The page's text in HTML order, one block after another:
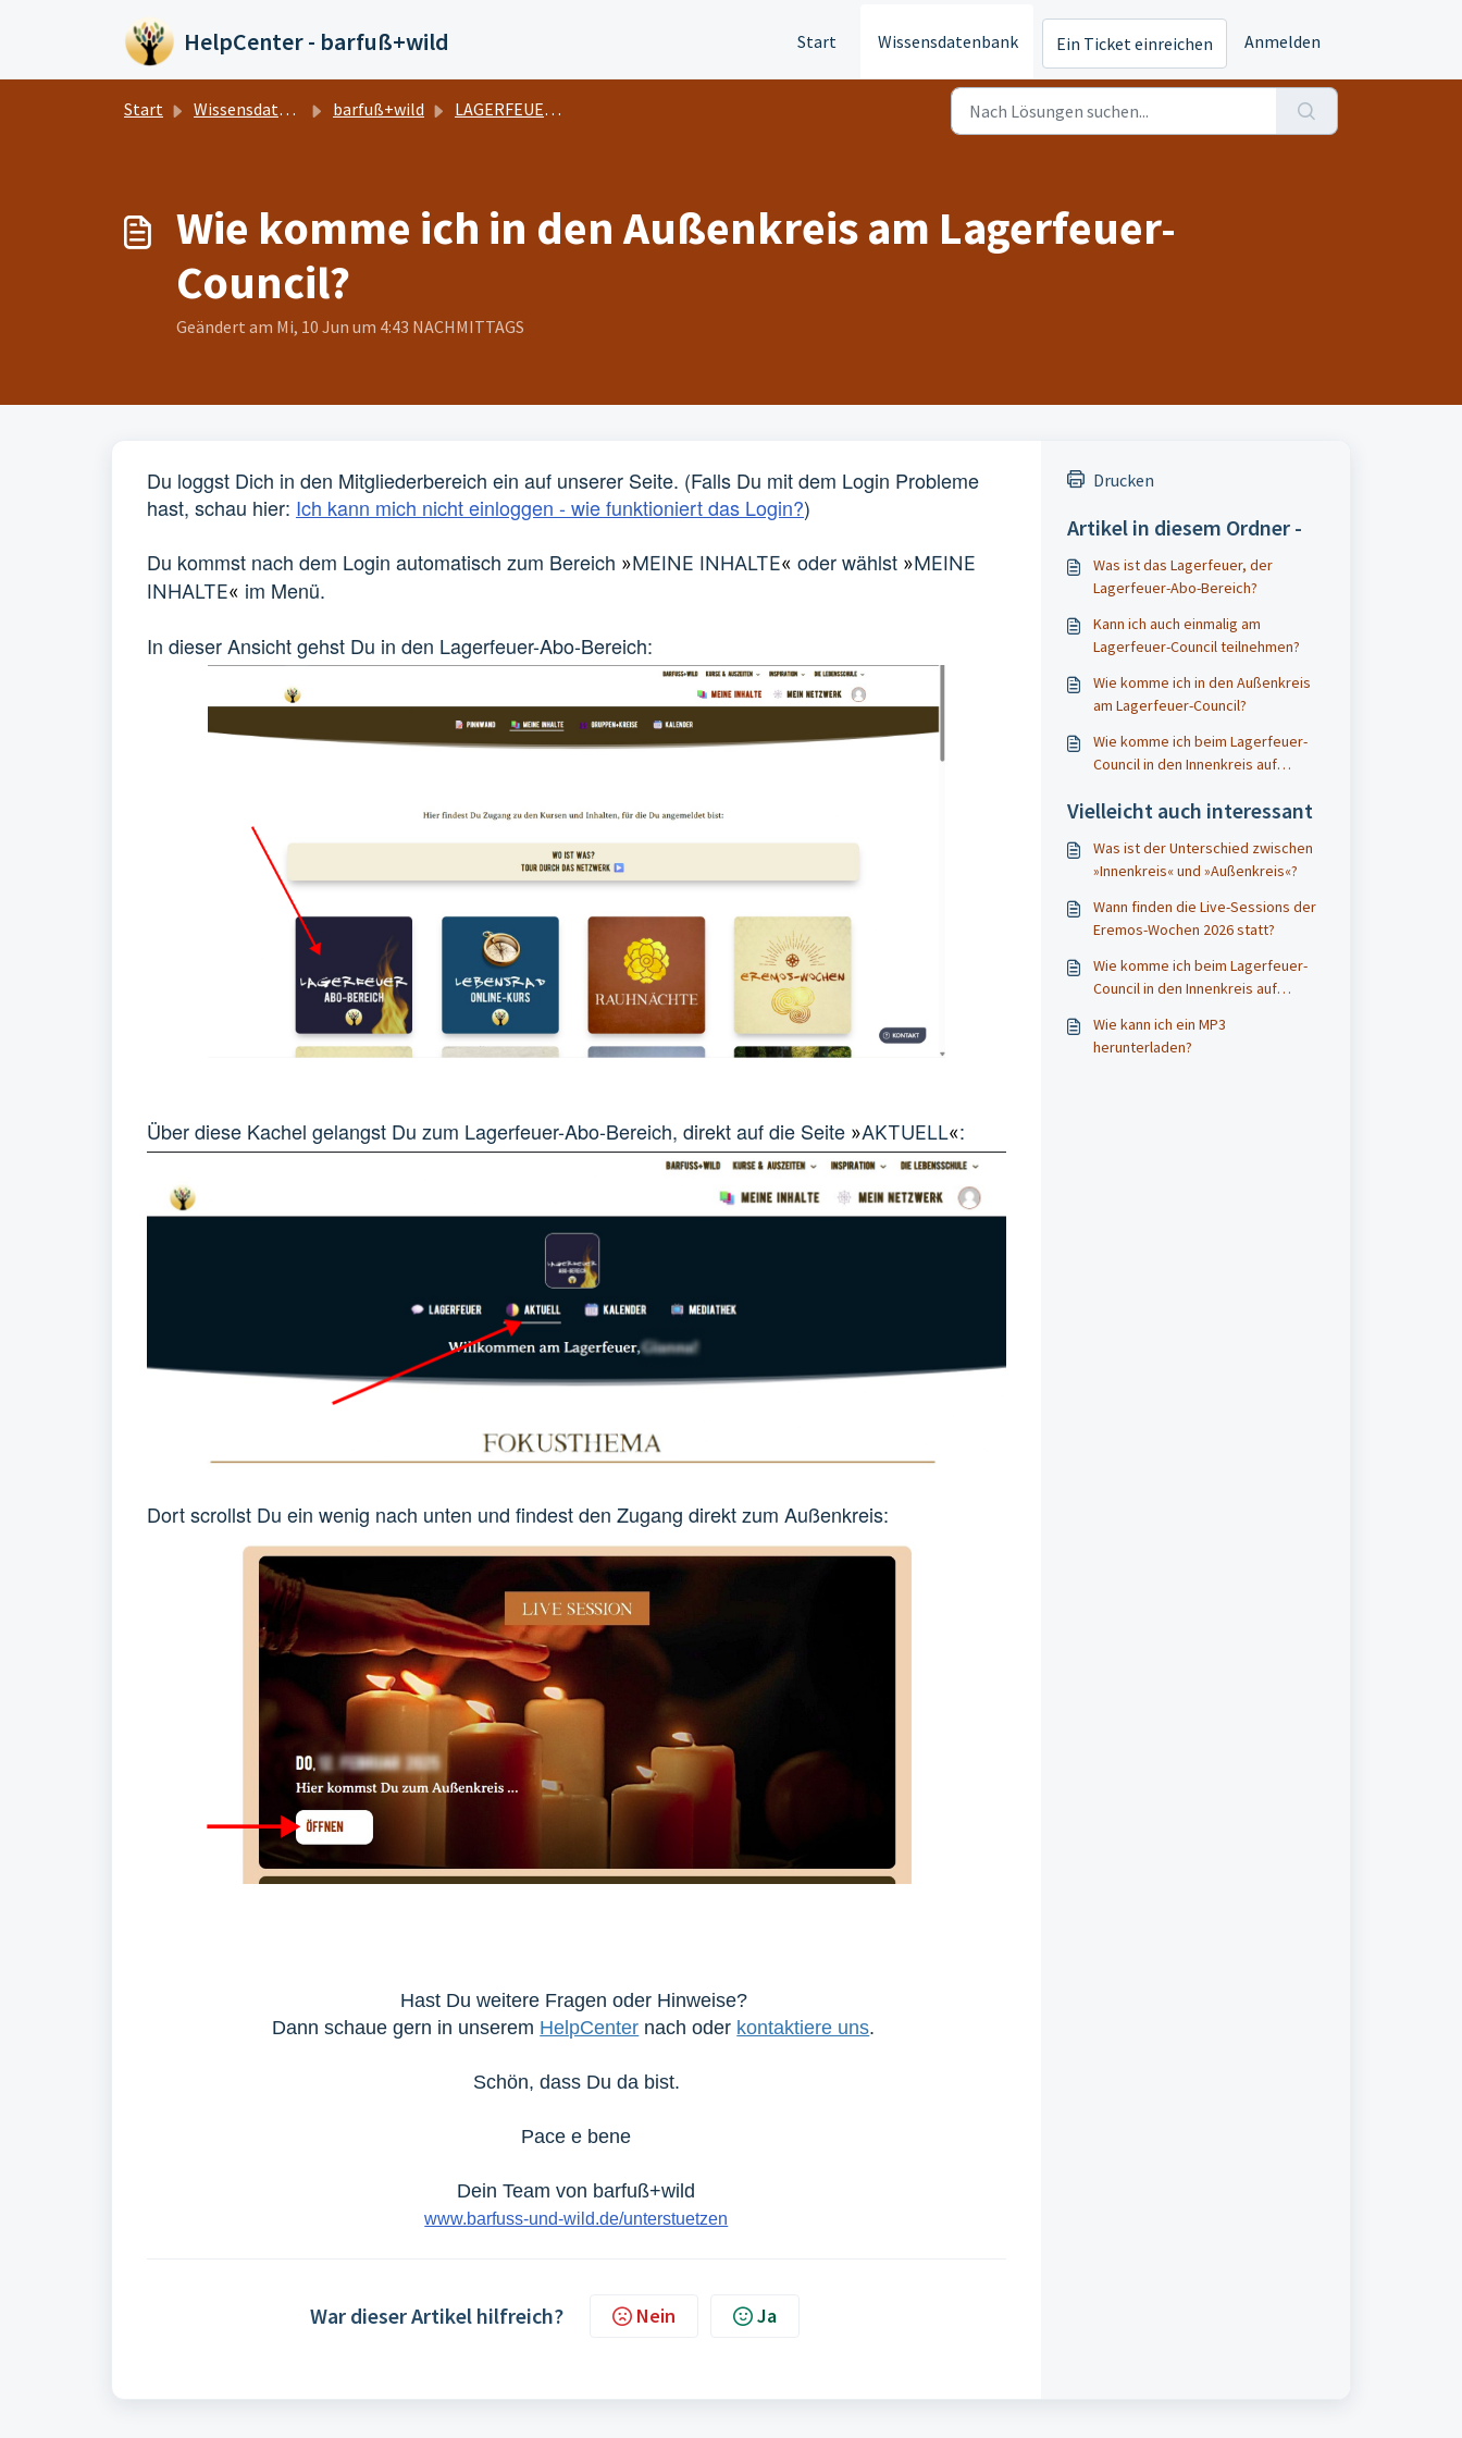
HelpCenter - barfuß+wild Start Wissensdatenbank Ein Ticket einreichen Anmelden
Start Wissensdatenbank barfuß+wild LAGERFEUER-ABO
Wie komme ich in den Außenkreis am Lagerfeuer-
Council?
Geändert am Mi, 10 Jun um 4:43 NACHMITTAGS
Du loggst Dich in den Mitgliederbereich ein auf unserer Seite. (Falls Du mit dem Login Probleme
hast, schau hier: Ich kann mich nicht einloggen - wie funktioniert das Login?)
Du kommst nach dem Login automatisch zum Bereich »MEINE INHALTE« oder wählst »MEINE
INHALTE« im Menü.
In dieser Ansicht gehst Du in den Lagerfeuer-Abo-Bereich:
Über diese Kachel gelangst Du zum Lagerfeuer-Abo-Bereich, direkt auf die Seite »AKTUELL«:
Dort scrollst Du ein wenig nach unten und findest den Zugang direkt zum Außenkreis:
Hast Du weitere Fragen oder Hinweise?
Dann schaue gern in unserem HelpCenter nach oder kontaktiere uns.
Schön, dass Du da bist.
Pace e bene
Dein Team von barfuß+wild
www.barfuss-und-wild.de/unterstuetzen
War dieser Artikel hilfreich? Nein Ja
Drucken
Artikel in diesem Ordner -
Was ist das Lagerfeuer, der
Lagerfeuer-Abo-Bereich?
Kann ich auch einmalig am
Lagerfeuer-Council teilnehmen?
Wie komme ich in den Außenkreis
am Lagerfeuer-Council?
Wie komme ich beim Lagerfeuer-
Council in den Innenkreis auf
Vielleicht auch interessant
Was ist der Unterschied zwischen
»Innenkreis« und »Außenkreis«?
Wann finden die Live-Sessions der
Eremos-Wochen 2026 statt?
Wie komme ich beim Lagerfeuer-
Council in den Innenkreis auf
Wie kann ich ein MP3
herunterladen?